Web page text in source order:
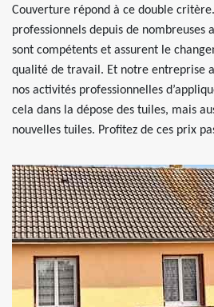
Couverture répond à ce double
professionnels depuis de nombreuses
sont compétents et assurent le
qualité de travail. Et notre entreprise
nos activités professionnelles
cela dans la dépose des tuiles, mais
nouvelles tuiles. Profitez de ces prix